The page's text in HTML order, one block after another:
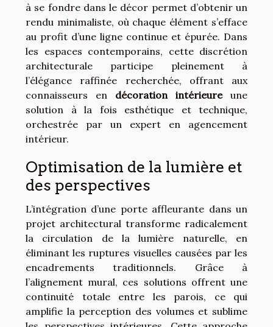
à se fondre dans le décor permet d’obtenir un
rendu minimaliste, où chaque élément s’efface
au profit d’une ligne continue et épurée. Dans
les espaces contemporains, cette discrétion
architecturale participe pleinement à
l’élégance raffinée recherchée, offrant aux
connaisseurs en décoration intérieureune
solution à la fois esthétique et technique,
orchestrée par un expert en agencement
intérieur.
Optimisation de la lumière et
des perspectives
L’intégration d’une porte affleurante dans un
projet architectural transforme radicalement
la circulation de la lumière naturelle, en
éliminant les ruptures visuelles causées par les
encadrements traditionnels. Grâce à
l’alignement mural, ces solutions offrent une
continuité totale entre les parois, ce qui
amplifie la perception des volumes et sublime